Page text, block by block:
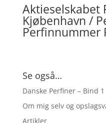
Aktieselskabet
Kjøbenhavn /
Perfinnummer
Se også…
Danske Perfiner – Bind 1
Om mig selv og
Artikler